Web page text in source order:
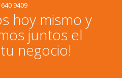
9409
hoy mismo y
juntos el
negocio!